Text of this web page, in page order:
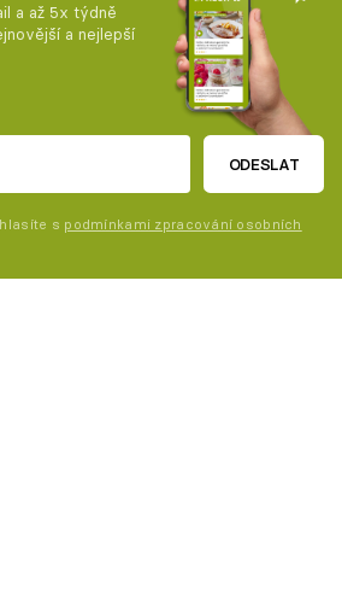
a až 5x týdně
a nejlepší
ODESLAT
s podmínkami zpracování osobních